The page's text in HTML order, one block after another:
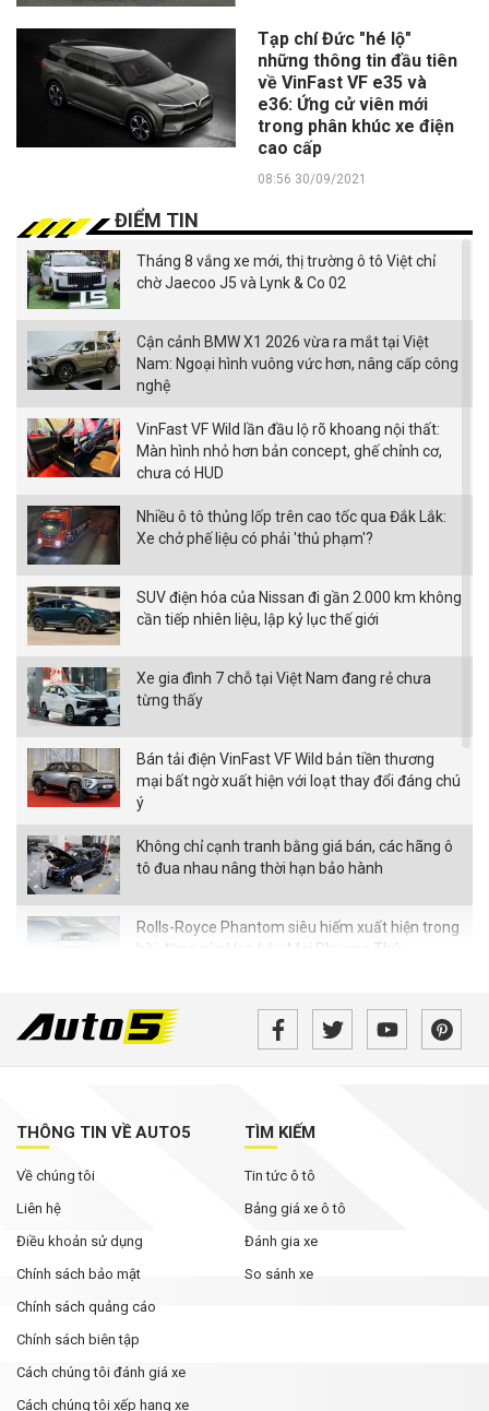
Tạp chí Đức "hé lộ"
những thông tin đầu tiên
về VinFast VF e35 và
e36: Ứng cử viên mới
trong phân khúc xe điện
cao cấp
08:56 30/09/2021
ĐIỂM TIN
Tháng 8 vắng xe mới, thị trường ô tô Việt chỉ
chờ Jaecoo J5 và Lynk & Co 02
Cận cảnh BMW X1 2026 vừa ra mắt tại Việt
Nam: Ngoại hình vuông vức hơn, nâng cấp công
nghệ
VinFast VF Wild lần đầu lộ rõ khoang nội thất:
Màn hình nhỏ hơn bản concept, ghế chỉnh cơ,
chưa có HUD
Nhiều ô tô thủng lốp trên cao tốc qua Đắk Lắk:
Xe chở phế liệu có phải 'thủ phạm'?
SUV điện hóa của Nissan đi gần 2.000 km không
cần tiếp nhiên liệu, lập kỷ lục thế giới
Xe gia đình 7 chỗ tại Việt Nam đang rẻ chưa
từng thấy
Bán tải điện VinFast VF Wild bản tiền thương
mại bất ngờ xuất hiện với loạt thay đổi đáng chú
ý
Không chỉ cạnh tranh bằng giá bán, các hãng ô
tô đua nhau nâng thời hạn bảo hành
Rolls-Royce Phantom siêu hiếm xuất hiện trong
bài đăng của Hoa hậu Mai Phương Thúy
Từ tháng 8/2026, loạt quy định mới về giao
thông người dân cần biết
Tháng Ngâu chưa tới, phân khúc SUV cỡ C đã
THÔNG TIN VỀ AUTO5
Về chúng tôi
Liên hệ
Điều khoản sử dụng
Chính sách bảo mật
Chính sách quảng cáo
Chính sách biên tập
Cách chúng tôi đánh giá xe
Cách chúng tôi xếp hạng xe
TÌM KIẾM
Tin tức ô tô
Bảng giá xe ô tô
Đánh gia xe
So sánh xe